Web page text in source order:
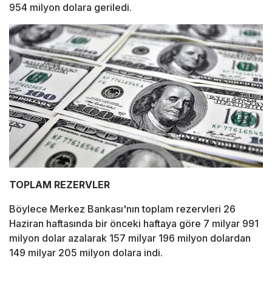
954 milyon dolara geriledi.
TOPLAM REZERVLER
Böylece Merkez Bankası'nın toplam rezervleri 26
Haziran haftasında bir önceki haftaya göre 7 milyar 991
milyon dolar azalarak 157 milyar 196 milyon dolardan
149 milyar 205 milyon dolara indi.